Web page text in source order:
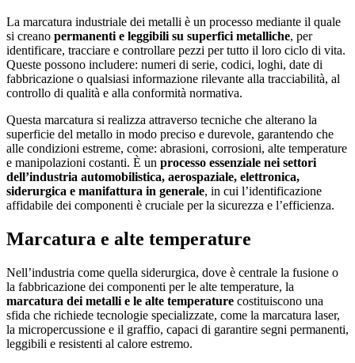
La marcatura industriale dei metalli è un processo mediante il quale
si creano permanenti e leggibili su superfici metalliche, per
identificare, tracciare e controllare pezzi per tutto il loro ciclo di vita.
Queste possono includere: numeri di serie, codici, loghi, date di
fabbricazione o qualsiasi informazione rilevante alla tracciabilità, al
controllo di qualità e alla conformità normativa.
Questa marcatura si realizza attraverso tecniche che alterano la
superficie del metallo in modo preciso e durevole, garantendo che
alle condizioni estreme, come: abrasioni, corrosioni, alte temperature
e manipolazioni costanti. È un processo essenziale nei settori
dell’industria automobilistica, aerospaziale, elettronica,
siderurgica e manifattura in generale, in cui l’identificazione
affidabile dei componenti è cruciale per la sicurezza e l’efficienza.
Marcatura e alte temperature
Nell’industria come quella siderurgica, dove è centrale la fusione o
la fabbricazione dei componenti per le alte temperature, la
marcatura dei metalli e le alte temperature costituiscono una
sfida che richiede tecnologie specializzate, come la marcatura laser,
la micropercussione e il graffio, capaci di garantire segni permanenti,
leggibili e resistenti al calore estremo.